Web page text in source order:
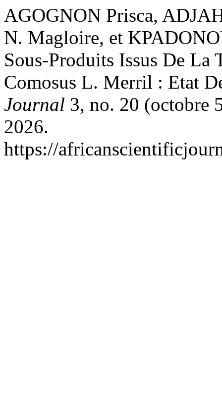
AGOGNON Prisca,
N. Magloire, et
Sous-Produits Issus De La
Comosus L. Merril : Etat
Journal 3, no. 20 (octobre
2026.
https://